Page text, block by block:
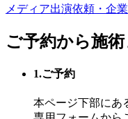
メディア出演依頼・企
ご予約から施
1.ご予約
本ページ下部にあ